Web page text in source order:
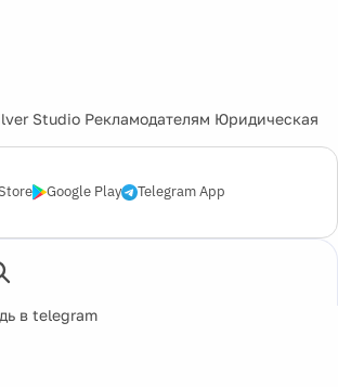
Studio Рекламодателям Юридическая
Google Play Telegram App